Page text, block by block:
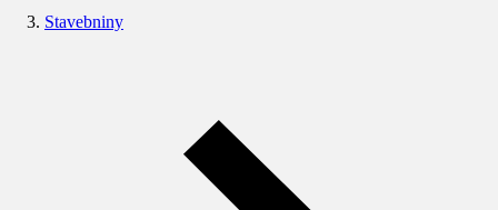
Stavebniny